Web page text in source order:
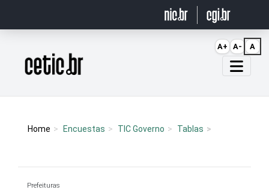
Página inicial
Home Encuestas TIC Governo Tablas
Prefeituras
A+ A- A